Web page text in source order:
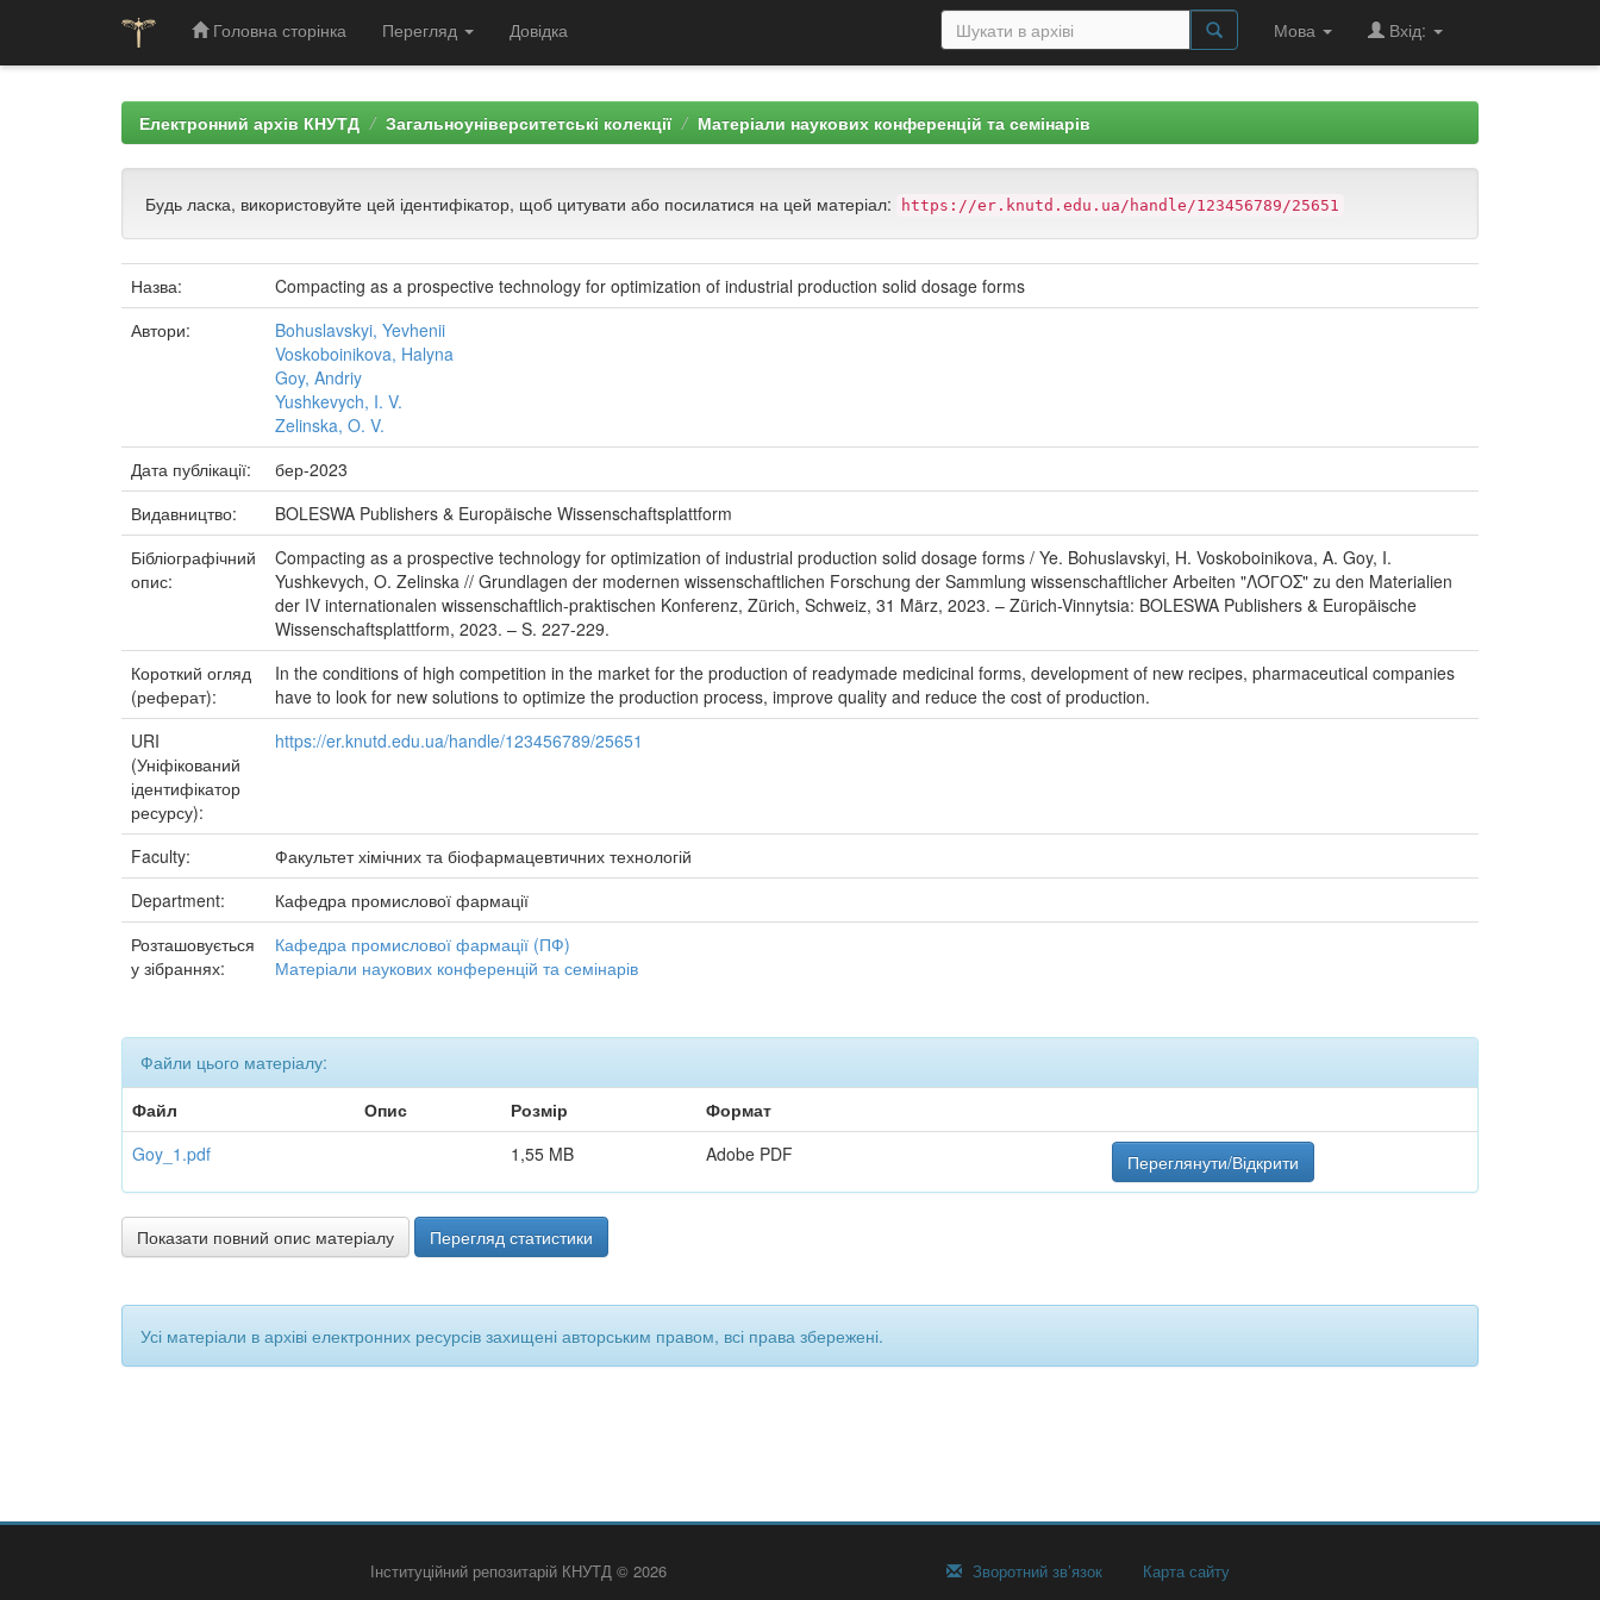
Головна сторінка Перегляд Довідка Мова Вхід:
Електронний архів КНУТД Загальноуніверситетські колекції Матеріали наукових конференцій та семінарів
Будь ласка, використовуйте цей ідентифікатор, щоб цитувати або посилатися на цей матеріал: https://er.knutd.edu.ua/handle/123456789/25651
Назва:
Compacting as a prospective technology for optimization of industrial production solid dosage forms
Автори:
Bohuslavskyi, Yevhenii
Voskoboinikova, Halyna
Goy, Andriy
Yushkevych, I. V.
Zelinska, O. V.
Дата публікації:
бер-2023
Видавництво:
BOLESWA Publishers & Europäische Wissenschaftsplattform
Бібліографічний
опис:
Compacting as a prospective technology for optimization of industrial production solid dosage forms / Ye. Bohuslavskyi, H. Voskoboinikova, A. Goy, I.
Yushkevych, O. Zelinska // Grundlagen der modernen wissenschaftlichen Forschung der Sammlung wissenschaftlicher Arbeiten "ΛΌГOΣ" zu den Materialien
der IV internationalen wissenschaftlich-praktischen Konferenz, Zürich, Schweiz, 31 März, 2023. – Zürich-Vinnytsia: BOLESWA Publishers & Europäische
Wissenschaftsplattform, 2023. – S. 227-229.
Короткий огляд
(реферат):
In the conditions of high competition in the market for the production of readymade medicinal forms, development of new recipes, pharmaceutical companies
have to look for new solutions to optimize the production process, improve quality and reduce the cost of production.
URI
(Уніфікований
ідентифікатор
ресурсу):
https://er.knutd.edu.ua/handle/123456789/25651
Faculty:
Факультет хімічних та біофармацевтичних технологій
Department:
Кафедра промислової фармації
Розташовується
у зібраннях:
Кафедра промислової фармації (ПФ)
Матеріали наукових конференцій та семінарів
Файли цього матеріалу:
Файл
Опис Розмір
Формат
Goy_1.pdf
1,55 MB Adobe PDF Переглянути/Відкрити
Показати повний опис матеріалу Перегляд статистики
Усі матеріали в архіві електронних ресурсів захищені авторським правом, всі права збережені.
Інституційний репозитарій КНУТД © 2026 Зворотний зв’язок Карта сайту